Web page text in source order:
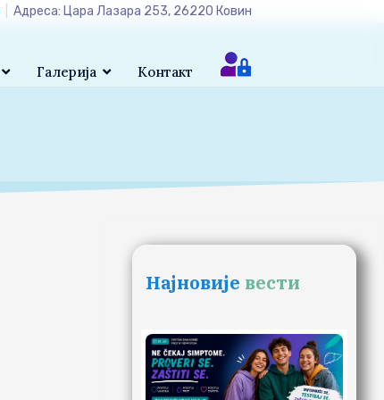
Адреса: Цара Лазара 253, 26220 Ковин
Галерија Контакт
Најновије вести